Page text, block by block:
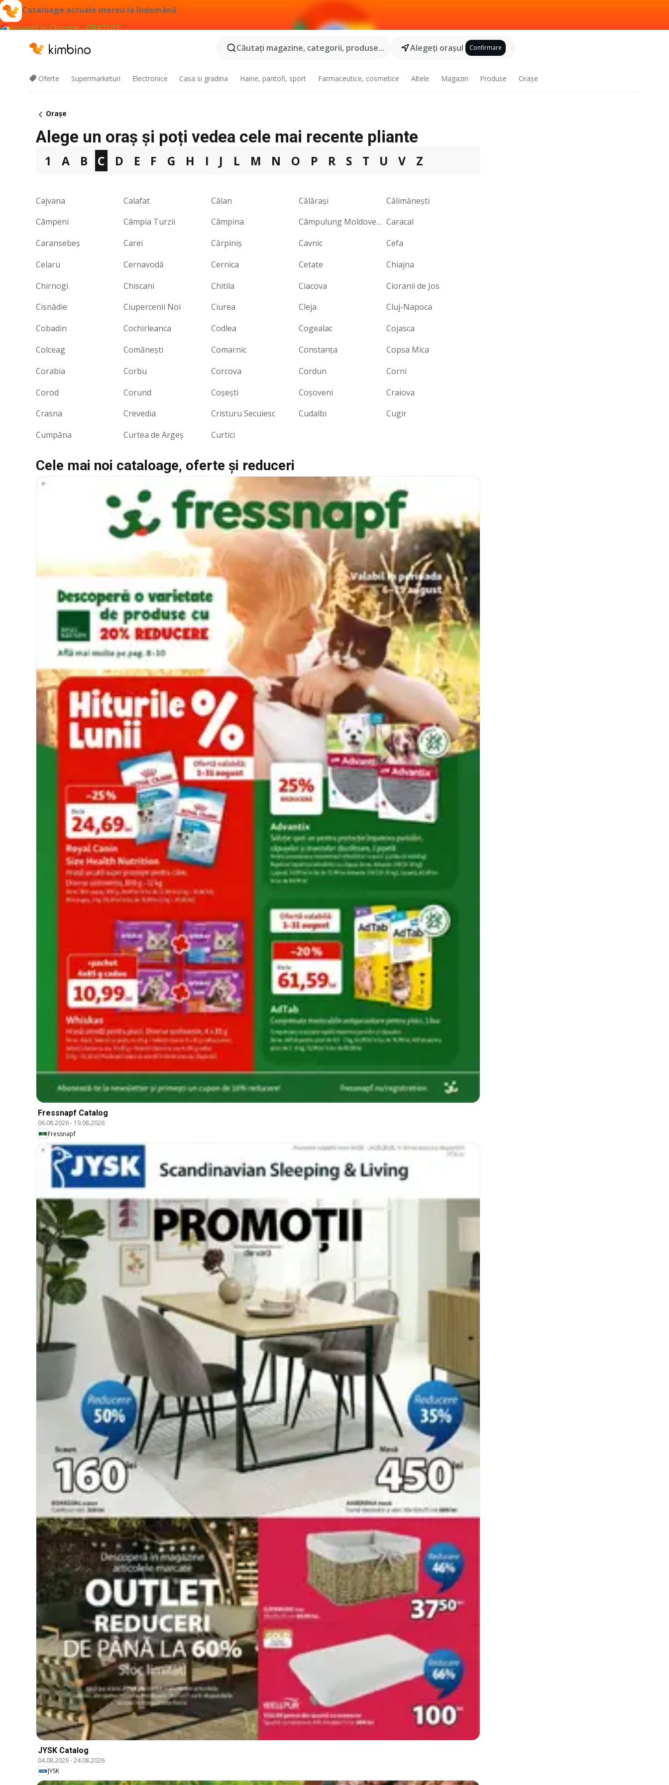
Cataloage actuale mereu la îndemână
Adaugă în Chrome - GRATUIT
Căutaţi magazine, categorii, produse...
Alegeţi oraşul Confirmare
Oferte Supermarketuri Electronice Casa si gradina Haine, pantofi, sport Farmaceutice, cosmetice Altele Magazin Produse Oraşe
Oraşe
Alege un oraș și poți vedea cele mai recente pliante
1 A B C D E F G H I J L M N O P R S T U V Z
Cajvana Calafat Călan Călăraşi
Călimăneşti
Câmpeni
Câmpia Turzii Câmpina Câmpulung Moldovenesc Caracal
Caransebeş
Carei Cărpiniş Cavnic
Cefa
Celaru
Cernavodă Cernica Cetate
Chiajna
Chirnogi
Chiscani Chitila Ciacova
Cioranii de Jos
Cisnădie
Ciupercenii Noi Ciurea Cleja
Cluj-Napoca
Cobadin
Cochirleanca Codlea Cogealac
Cojasca
Colceag
Comăneşti Comarnic Constanța
Copsa Mica
Corabia
Corbu Corcova Cordun
Corni
Corod
Corund Coşeşti Coşoveni
Craiova
Crasna
Crevedia Cristuru Secuiesc Cudalbi
Cugir
Cumpăna
Curtea de Argeș Curtici
Cele mai noi cataloage, oferte şi reduceri
Fressnapf Catalog
06.08.2026- 19.08.2026
Fressnapf
JYSK Catalog
04.08.2026-24.08.2026
JYSK